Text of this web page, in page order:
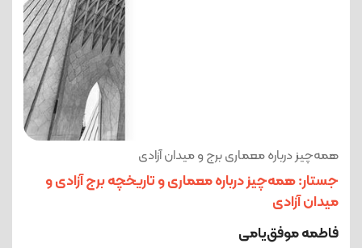
همه‌چیز درباره معماری برج و میدان آزادی
جستار: همه‌چیز درباره معماری و تاریخچه برج آزادی و
میدان آزادی
فاطمه موفق‌یامی